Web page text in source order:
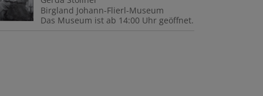
Birgland Johann-Flierl-Museum
Das Museum ist ab 14:00 Uhr geöffnet.